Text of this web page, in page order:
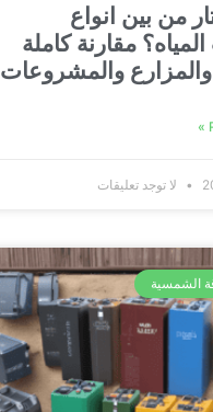
من بين انواع
مقارنة كاملة
والمزارع والمشروعات
لا توجد تعليقات
الشمسية